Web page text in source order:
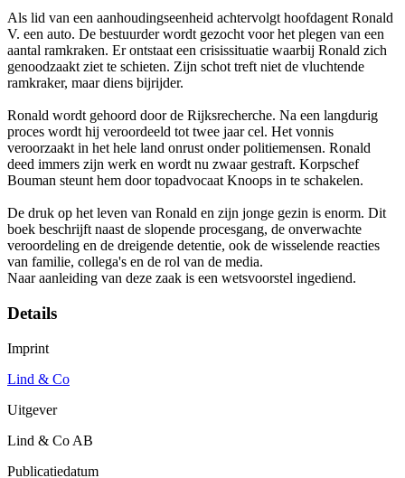
Als lid van een aanhoudingseenheid achtervolgt hoofdagent Ronald
V. een auto. De bestuurder wordt gezocht voor het plegen van een
aantal ramkraken. Er ontstaat een crisissituatie waarbij Ronald zich
genoodzaakt ziet te schieten. Zijn schot treft niet de vluchtende
ramkraker, maar diens bijrijder.
Ronald wordt gehoord door de Rijksrecherche. Na een langdurig
proces wordt hij veroordeeld tot twee jaar cel. Het vonnis
veroorzaakt in het hele land onrust onder politiemensen. Ronald
deed immers zijn werk en wordt nu zwaar gestraft. Korpschef
Bouman steunt hem door topadvocaat Knoops in te schakelen.
De druk op het leven van Ronald en zijn jonge gezin is enorm. Dit
boek beschrijft naast de slopende procesgang, de onverwachte
veroordeling en de dreigende detentie, ook de wisselende reacties
van familie, collega's en de rol van de media.
Naar aanleiding van deze zaak is een wetsvoorstel ingediend.
Details
Imprint
Lind & Co
Uitgever
Lind & Co AB
Publicatiedatum